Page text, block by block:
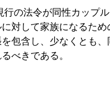
の法令が同性カップ
対して家族になるため
包含し、少なくとも、
べきである。